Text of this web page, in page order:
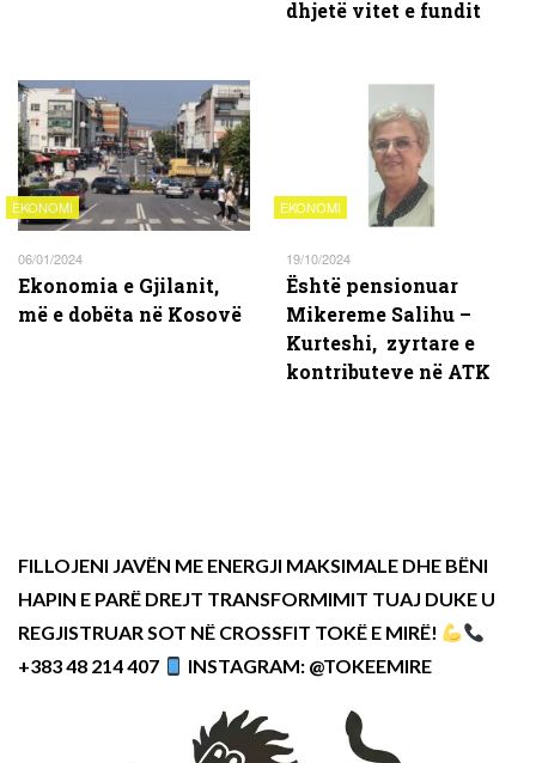
dhjetë vitet e fundit
EKONOMI
06/01/2024
Ekonomia e Gjilanit,
më e dobëta në Kosovë
EKONOMI
19/10/2024
Është pensionuar
Mikereme Salihu –
Kurteshi, zyrtare e
kontributeve në ATK
FILLOJENI JAVËN ME ENERGJI MAKSIMALE DHE BËNI
HAPIN E PARË DREJT TRANSFORMIMIT TUAJ DUKE U
REGJISTRUAR SOT NË CROSSFIT TOKË E MIRË!
+383 48 214 407
INSTAGRAM: @TOKEEMIRE